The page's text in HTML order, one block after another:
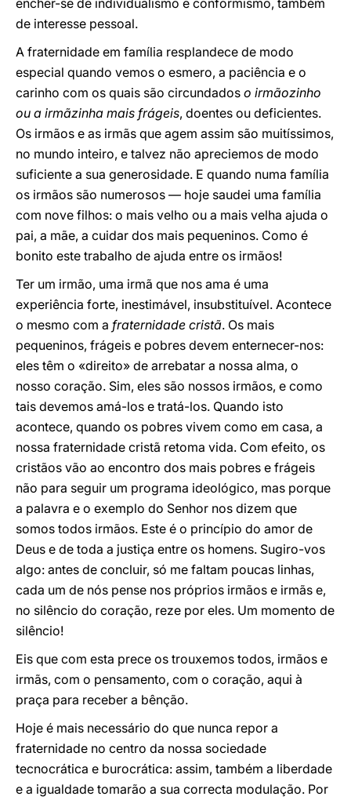
encher-se de individualismo e conformismo, também
de interesse pessoal.
A fraternidade em família resplandece de modo
especial quando vemos o esmero, a paciência e o
carinho com os quais são circundados o irmãozinho
ou a irmãzinha mais frágeis, doentes ou deficientes.
Os irmãos e as irmãs que agem assim são muitíssimos,
no mundo inteiro, e talvez não apreciemos de modo
suficiente a sua generosidade. E quando numa família
os irmãos são numerosos — hoje saudei uma família
com nove filhos: o mais velho ou a mais velha ajuda o
pai, a mãe, a cuidar dos mais pequeninos. Como é
bonito este trabalho de ajuda entre os irmãos!
Ter um irmão, uma irmã que nos ama é uma
experiência forte, inestimável, insubstituível. Acontece
o mesmo com a fraternidade cristã. Os mais
pequeninos, frágeis e pobres devem enternecer-nos:
eles têm o «direito» de arrebatar a nossa alma, o
nosso coração. Sim, eles são nossos irmãos, e como
tais devemos amá-los e tratá-los. Quando isto
acontece, quando os pobres vivem como em casa, a
nossa fraternidade cristã retoma vida. Com efeito, os
cristãos vão ao encontro dos mais pobres e frágeis
não para seguir um programa ideológico, mas porque
a palavra e o exemplo do Senhor nos dizem que
somos todos irmãos. Este é o princípio do amor de
Deus e de toda a justiça entre os homens. Sugiro-vos
algo: antes de concluir, só me faltam poucas linhas,
cada um de nós pense nos próprios irmãos e irmãs e,
no silêncio do coração, reze por eles. Um momento de
silêncio!
Eis que com esta prece os trouxemos todos, irmãos e
irmãs, com o pensamento, com o coração, aqui à
praça para receber a bênção.
Hoje é mais necessário do que nunca repor a
fraternidade no centro da nossa sociedade
tecnocrática e burocrática: assim, também a liberdade
e a igualdade tomarão a sua correcta modulação. Por